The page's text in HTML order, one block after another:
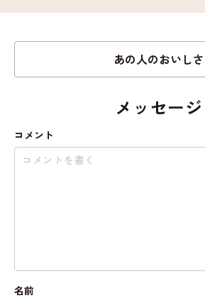
あの人のおいしさ
メッセージ
コメント
名前